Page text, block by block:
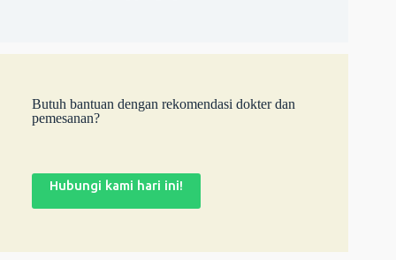
Butuh bantuan dengan rekomendasi dokter dan
pemesanan?
Hubungi kami hari ini!